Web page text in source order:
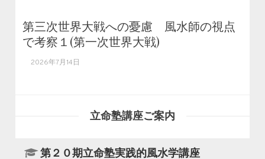
第三次世界大戦への憂慮 風水師の視点
で考察１(第一次世界大戦)
2026年7月14日
立命塾講座ご案内
第２０期立命塾実践的風水学講座